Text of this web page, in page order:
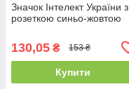
Значок Інтелект України з
розеткою синьо-жовтою
130,05 ₴ 153 ₴
Купити